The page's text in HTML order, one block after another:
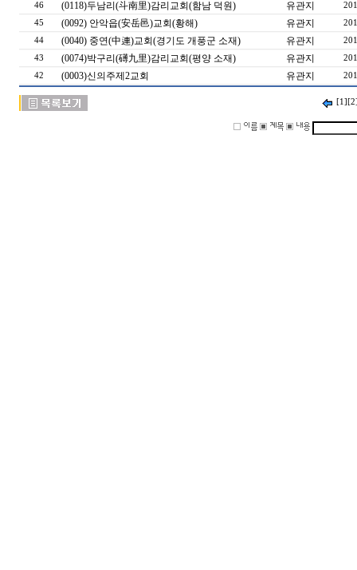
46 (0118)두남리(斗南里)감리교회(함남 덕원) 유관지
45
(0092) 안악읍(安岳邑)교회(황해) 유관지
44
(0040) 중연(中連)교회(경기도 개풍군 소재) 유관지
43
(0074)박구리(礡九里)감리교회(평양 소재) 유관지
42
(0003)신의주제2교회 유관지
[1]